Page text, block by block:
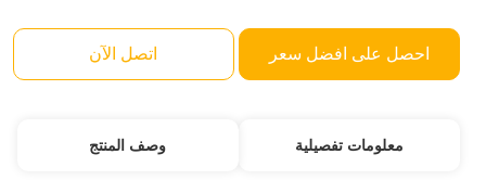
احصل على افضل سعر اتصل الآن
معلومات تفصيلية وصف المنتج